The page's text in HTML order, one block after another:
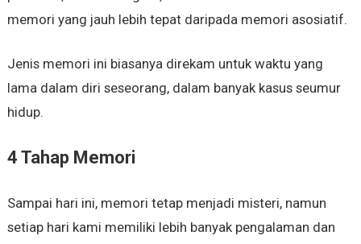
memori yang jauh lebih tepat daripada memori asosiatif.
Jenis memori ini biasanya direkam untuk waktu yang
lama dalam diri seseorang, dalam banyak kasus seumur
hidup.
4 Tahap Memori
Sampai hari ini, memori tetap menjadi misteri, namun
setiap hari kami memiliki lebih banyak pengalaman dan